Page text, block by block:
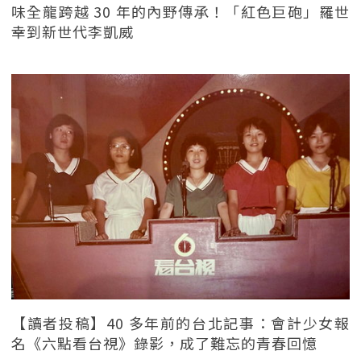
味全龍跨越 30 年的內野傳承！「紅色巨砲」羅世
幸到新世代李凱威
【讀者投稿】40 多年前的台北記事：會計少女報
名《六點看台視》錄影，成了難忘的青春回憶